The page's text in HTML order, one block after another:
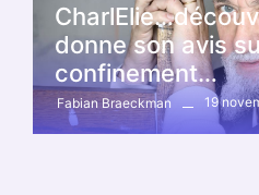
donne son avis
confinement…
Fabian Braeckman 19